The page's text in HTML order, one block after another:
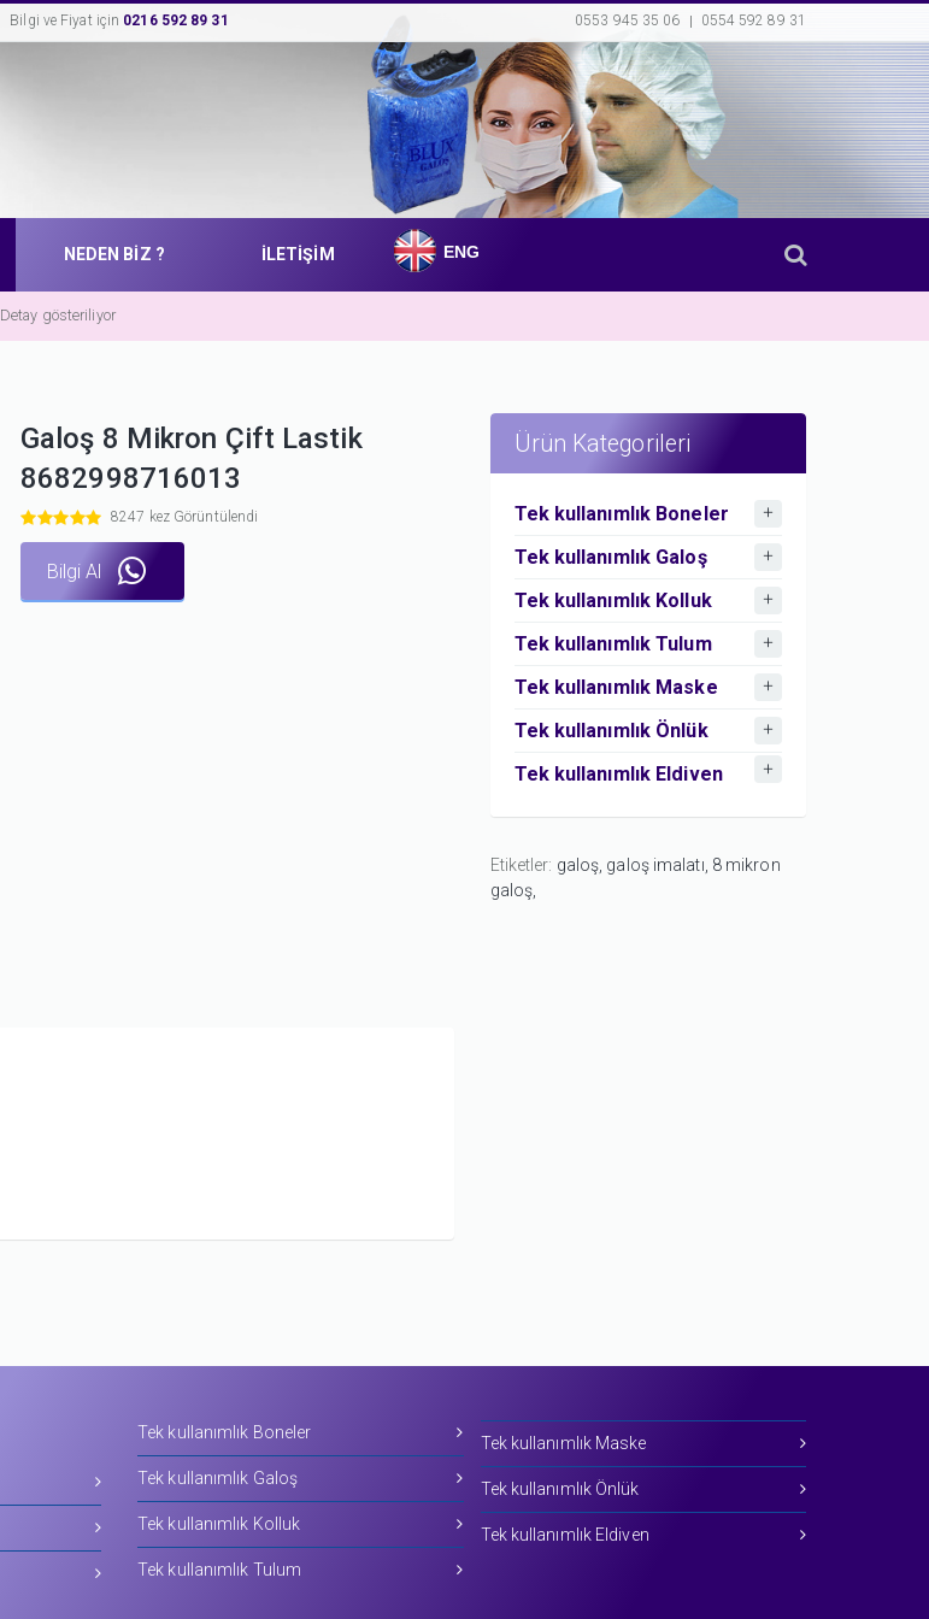
Bilgi ve Fiyat için 0216 592 89 31 0553 945 35 06 0554 592 89 31
NEDEN BİZ ? İLETİŞİM ENG
Detay gösteriliyor
Galoş 8 Mikron Çift Lastik
8682998716013
8247 kez Görüntülendi
Bilgi Al
Ürün Kategorileri
Tek kullanımlık Boneler
Tek kullanımlık Galoş
Tek kullanımlık Kolluk
Tek kullanımlık Tulum
Tek kullanımlık Maske
Tek kullanımlık Önlük
Tek kullanımlık Eldiven
Etiketler: galoş, galoş imalatı, 8 mikron
galoş,
Tek kullanımlık Boneler
Tek kullanımlık Galoş
Tek kullanımlık Kolluk
Tek kullanımlık Tulum
Tek kullanımlık Maske
Tek kullanımlık Önlük
Tek kullanımlık Eldiven